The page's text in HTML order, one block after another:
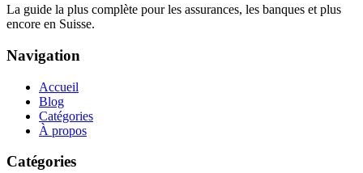
La guide la plus complète pour les assurances, les banques et plus
encore en Suisse.
Navigation
Accueil
Blog
Catégories
À propos
Catégories